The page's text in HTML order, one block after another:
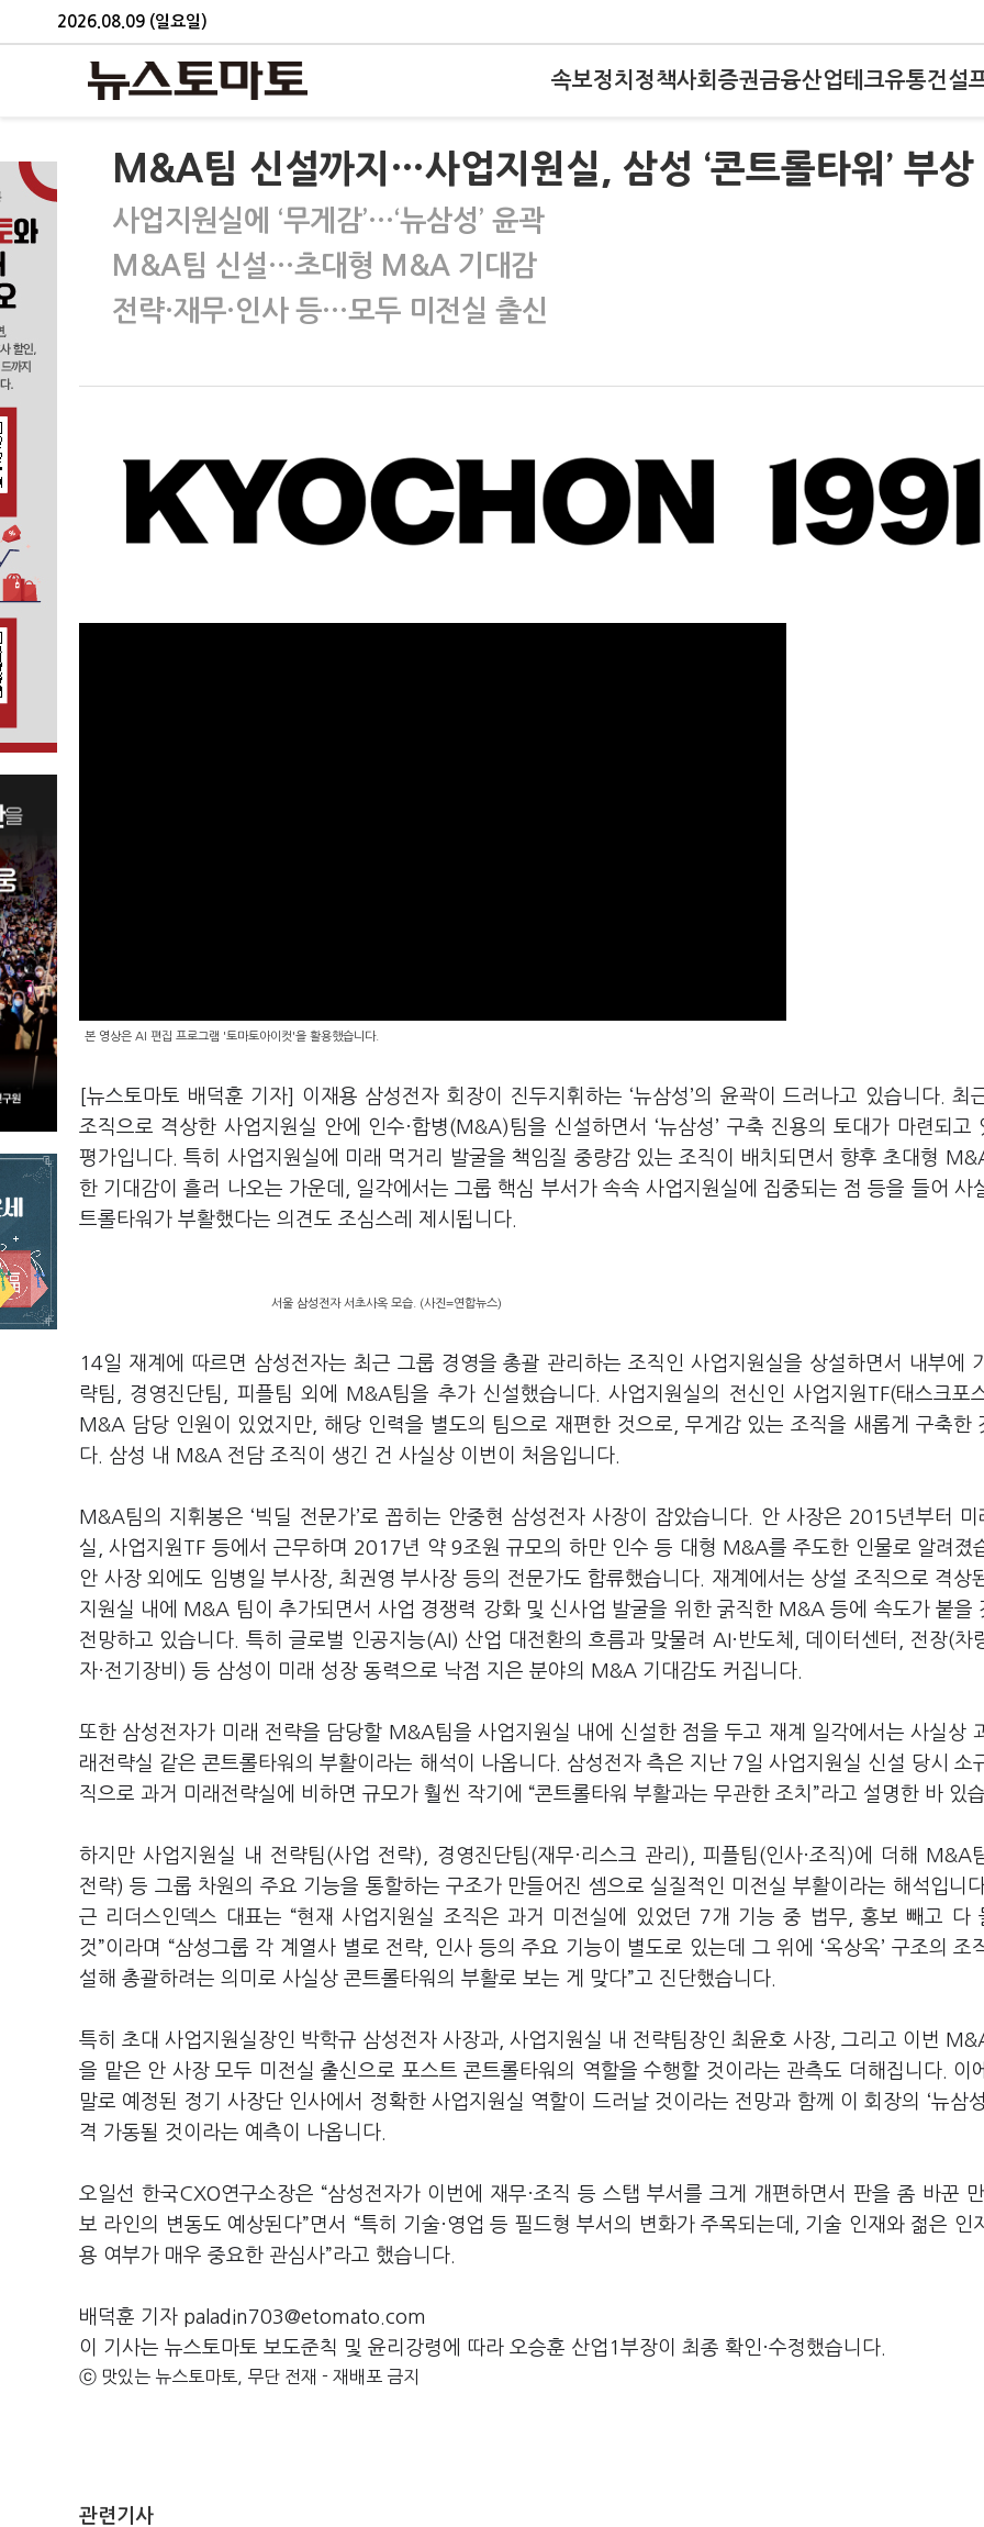
2026.08.09 (일요일)
속보정치 정책사회 증권금융산업테크유통건설
M&A팀 신설까지…사업지원실, 삼성 ‘콘트롤타워’ 부상
사업지원실에 ‘무게감’…‘뉴삼성’ 윤곽
M&A팀 신설…초대형 M&A 기대감
전략·재무·인사 등…모두 미전실 출신
본 영상은 AI 편집 프로그램 '토마토아이컷'을 활용했습니다.
[뉴스토마토 배덕훈 기자] 이재용 삼성전자 회장이 진두지휘하는 ‘뉴삼성’의 윤곽이 드러나고 있습니다.최
조직으로 격상한 사업지원실 안에 인수·합병(M&A) 팀을 신설하면서 ‘뉴삼성’ 구축 진용의 토대가 마련되고
평가입니다 .특히 사업지원실에 미래 먹거리 발굴을 책임질 중량감 있는 조직이 배치되면서 향후 초대형
한 기대감이 흘러 나오는 가운데
일각에서는 그룹 핵심 부서가 속속 사업지원실에 집중되는 점 등을 들어 사
트롤타워가 부활했다는 의견도 조심스레 제시됩니다
서울 삼성전자 서초사옥 모습. (사진=연합뉴스)
14일 재계에 따르면 삼성전자는 최근 그룹 경영을 총괄 관리하는 조직인 사업지원실을 상설하면서 내부에
략팀
경영진단팀 피플팀 외에 M&A팀을 추가 신설했습니다 .사업지원실의 전신인 사업지원TF(태스크포
M&A 담당 인원이 있었지만 해당 인력을 별도의 팀으로 재편한 것으로
무게감 있는 조직을 새롭게 구축한
다
삼성 내 M&A 전담 조직이 생긴 건 사실상 이번이 처음입니다
M&A팀의 지휘봉은 ‘빅딜 전문가’로 꼽히는 안중현 삼성전자 사장이 잡았습니다 안 사장은 2015년부터 미
실
,사업지원TF 등에서 근무하며 2017년 약9조원 규모의 하만 인수 등 대형 M&A를 주도한 인물로 알려졌
안 사장 외에도 임병일 부사장
최권영 부사장 등의 전문가도 합류했습니다
재계에서는 상설 조직으로 격상
지원실 내에
M&A 팀이 추가되면서 사업 경쟁력 강화 및 신사업 발굴을 위한 굵직한 M&A등에 속도가 붙을
전망하고 있습니다
특히 글로벌 인공지능(AI) 산업 대전환의 흐름과 맞물려 AI·반도체 데이터센터 전장(차
자·전기장비 ) 등 삼성이 미래 성장 동력으로 낙점 지은 분야의 M&A 기대감도 커집니다
또한 삼성전자가 미래 전략을 담당할 M&A팀을 사업지원실 내에 신설한 점을 두고 재계 일각에서는 사실상
래전략실 같은 콘트롤타워의 부활이라는 해석이 나옵니다. 삼성전자 측은 지난 7일 사업지원실 신설 당시 소
직으로 과거 미래전략실에 비하면 규모가 훨씬 작기에 “콘트롤타워 부활과는 무관한 조치 ”라고 설명한 바 있
하지만 사업지원실 내 전략팀(사업 전략), 경영진단팀(재무·리스크 관리 ), 피플팀(인사·조직 )에 더해 M&A
전략)등 그룹 차원의 주요 기능을 통할하는 구조가 만들어진 셈으로 실질적인 미전실 부활이라는 해석입니
근 리더스인덱스 대표는 “현재 사업지원실 조직은 과거 미전실에 있었던 7개 기능 중 법무 ,홍보 빼고 다
것”이라며 “삼성그룹 각 계열사 별로 전략 인사 등의 주요 기능이 별도로 있는데 그 위에 ‘옥상옥’ 구조의 조
설해 총괄하려는 의미로 사실상 콘트롤타워의 부활로 보는 게 맞다”고 진단했습니다
특히 초대 사업지원실장인 박학규 삼성전자 사장과 사업지원실 내 전략팀장인 최윤호 사장 그리고 이번
을 맡은 안 사장 모두 미전실 출신으로 포스트 콘트롤타워의 역할을 수행할 것이라는 관측도 더해집니다. 이
말로 예정된 정기 사장단 인사에서 정확한 사업지원실 역할이 드러날 것이라는 전망과 함께 이 회장의 ‘뉴삼
격 가동될 것이라는 예측이 나옵니다
오일선 한국CXO연구소장은 “삼성전자가 이번에 재무·조직 등 스탭 부서를 크게 개편하면서 판을 좀 바꾼
보 라인의 변동도 예상된다”면서 “특히 기술·영업 등 필드형 부서의 변화가 주목되는데
기술 인재와 젊은 인
용 여부가 매우 중요한 관심사”라고 했습니다
배덕훈 기자 paladin703@etomato.com
이 기사는 뉴스토마토 보도준칙 및 윤리강령에 따라 오승훈 산업1부장이 최종 확인·수정했습니다.
ⓒ 맛있는 뉴스토마토, 무단 전재 - 재배포 금지
관련기사